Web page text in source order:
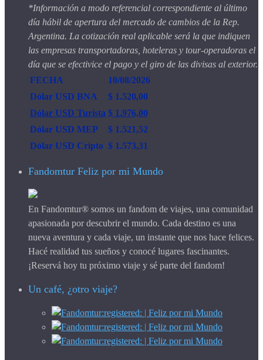
*Información a modo referencial correspondiente al último
día hábil de apertura del mercado de cambios de la Rep.
Argentina. La cotización real aplicable será la que indiquen
las empresas transportadoras, hoteleras y tour-operadoras el
día que se efectivice el pago y el giro de las divisas al exterior.
FECHA
10/08/2026
Dólar USD BNA
$ 1.520,00
Dólar USD Turista $ 1.976,00
Dólar USD MEP
$ 1.521,52
Dólar USD Cripto $ 1.573,31
Fandomtur Feliz por mi Mundo
En Fandomtur® somos un fandom de viajes, una comunidad
apasionada por descubrir el mundo. Cada destino es una
nueva aventura y cada viaje, un instante que nos hace felices.
Hacé realidad tus sueños y conocé lugares fascinantes.
¡Reservá hoy tu próximo viaje y sé parte del fandom!
Un café, ¿otro viaje?